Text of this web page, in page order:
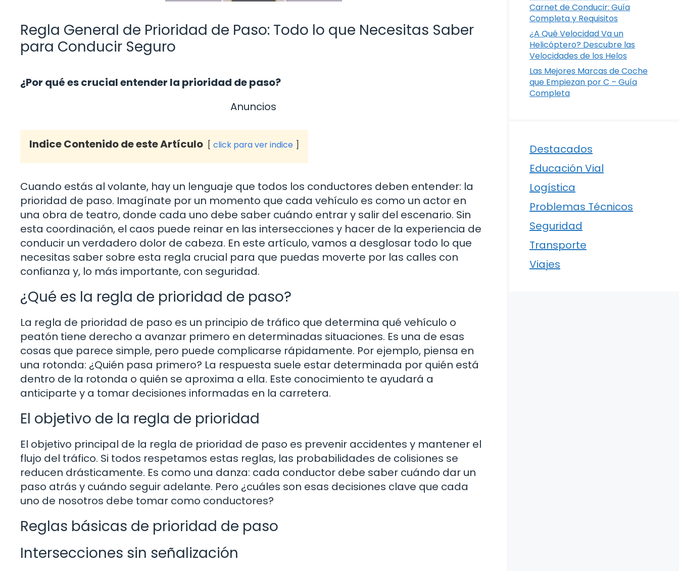
Regla General de Prioridad de Paso: Todo lo que Necesitas Saber
para Conducir Seguro
¿Por qué es crucial entender la prioridad de paso?
Anuncios
Indice Contenido de este Artículo click para ver indice
Cuando estás al volante, hay un lenguaje que todos los conductores deben entender: la
prioridad de paso. Imagínate por un momento que cada vehículo es como un actor en
una obra de teatro, donde cada uno debe saber cuándo entrar y salir del escenario. Sin
esta coordinación, el caos puede reinar en las intersecciones y hacer de la experiencia de
conducir un verdadero dolor de cabeza. En este artículo, vamos a desglosar todo lo que
necesitas saber sobre esta regla crucial para que puedas moverte por las calles con
confianza y, lo más importante, con seguridad.
¿Qué es la regla de prioridad de paso?
La regla de prioridad de paso es un principio de tráfico que determina qué vehículo o
peatón tiene derecho a avanzar primero en determinadas situaciones. Es una de esas
cosas que parece simple, pero puede complicarse rápidamente. Por ejemplo, piensa en
una rotonda: ¿Quién pasa primero? La respuesta suele estar determinada por quién está
dentro de la rotonda o quién se aproxima a ella. Este conocimiento te ayudará a
anticiparte y a tomar decisiones informadas en la carretera.
El objetivo de la regla de prioridad
El objetivo principal de la regla de prioridad de paso es prevenir accidentes y mantener el
flujo del tráfico. Si todos respetamos estas reglas, las probabilidades de colisiones se
reducen drásticamente. Es como una danza: cada conductor debe saber cuándo dar un
paso atrás y cuándo seguir adelante. Pero ¿cuáles son esas decisiones clave que cada
uno de nosotros debe tomar como conductores?
Reglas básicas de prioridad de paso
Intersecciones sin señalización
Carnet de Conducir: Guía
Completa y Requisitos
¿A Qué Velocidad Va un
Helicóptero? Descubre las
Velocidades de los Helos
Las Mejores Marcas de Coche
que Empiezan por C – Guía
Completa
Destacados
Educación Vial
Logística
Problemas Técnicos
Seguridad
Transporte
Viajes